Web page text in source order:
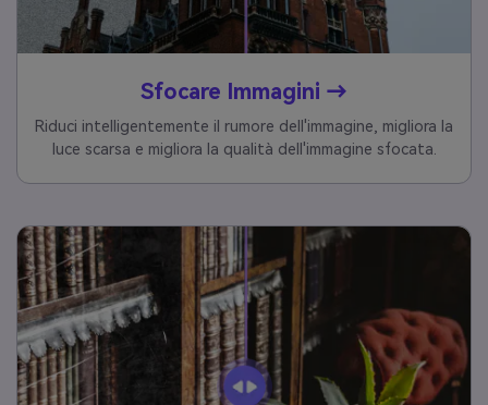
Sfocare Immagini →
Riduci intelligentemente il rumore dell'immagine, migliora la
luce scarsa e migliora la qualità dell'immagine sfocata.